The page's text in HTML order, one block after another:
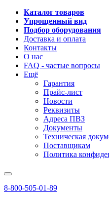
Каталог товаров
Упрощенный вид
Подбор оборудования
Доставка и оплата
Контакты
О нас
FAQ - частые вопросы
Ещё
Гарантия
Прайс-лист
Новости
Реквизиты
Адреса ПВЗ
Документы
Техническая
Поставщикам
Политика
8-800-505-01-89